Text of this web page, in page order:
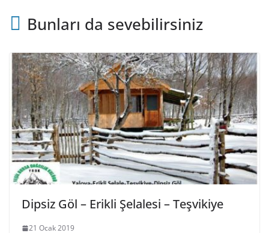
Bunları da sevebilirsiniz
Dipsiz Göl – Erikli Şelalesi – Teşvikiye
21 Ocak 2019